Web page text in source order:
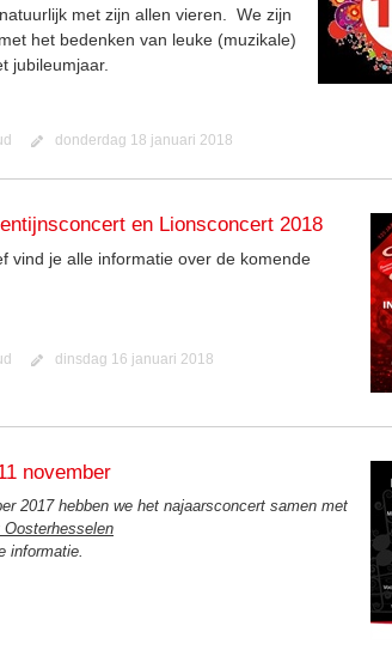
met zijn allen vieren. We zijn
het bedenken van leuke (muzikale)
jubileumjaar.
donderdag 18 januari 2018
en Lionsconcert 2018
vind je alle informatie over de komende
dinsdag 16 januari 2018
november
2017 hebben we het najaarsconcert samen met
informatie.